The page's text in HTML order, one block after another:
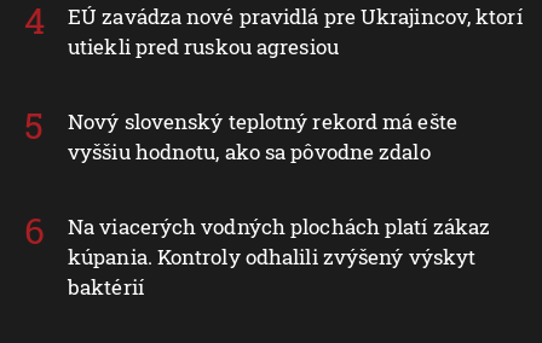
EÚ zavádza nové pravidlá pre Ukrajincov, ktorí
utiekli pred ruskou agresiou
Nový slovenský teplotný rekord má ešte
vyššiu hodnotu, ako sa pôvodne zdalo
Na viacerých vodných plochách platí zákaz
kúpania. Kontroly odhalili zvýšený výskyt
baktérií